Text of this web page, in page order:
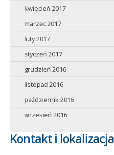
kwiecień 2017
marzec 2017
luty 2017
styczeń 2017
grudzień 2016
listopad 2016
październik 2016
wrzesień 2016
Kontakt i lokalizacja